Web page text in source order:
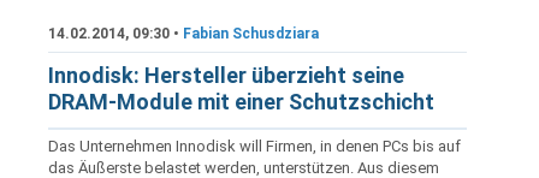
14.02.2014, 09:30 • Fabian Schusdziara
Innodisk: Hersteller überzieht seine
DRAM-Module mit einer Schutzschicht
Das Unternehmen Innodisk will Firmen, in denen PCs bis auf
das Äußerste belastet werden, unterstützen. Aus diesem